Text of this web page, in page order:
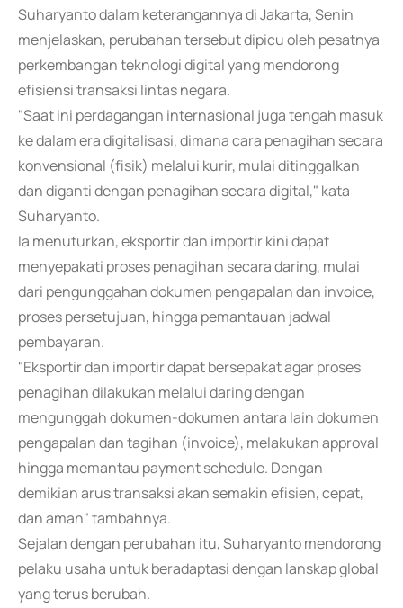
Suharyanto dalam keterangannya di Jakarta, Senin
menjelaskan, perubahan tersebut dipicu oleh pesatnya
perkembangan teknologi digital yang mendorong
efisiensi transaksi lintas negara.
"Saat ini perdagangan internasional juga tengah masuk
ke dalam era digitalisasi, dimana cara penagihan secara
konvensional (fisik) melalui kurir, mulai ditinggalkan
dan diganti dengan penagihan secara digital," kata
Suharyanto.
Ia menuturkan, eksportir dan importir kini dapat
menyepakati proses penagihan secara daring, mulai
dari pengunggahan dokumen pengapalan dan invoice,
proses persetujuan, hingga pemantauan jadwal
pembayaran.
"Eksportir dan importir dapat bersepakat agar proses
penagihan dilakukan melalui daring dengan
mengunggah dokumen-dokumen antara lain dokumen
pengapalan dan tagihan (invoice), melakukan approval
hingga memantau payment schedule. Dengan
demikian arus transaksi akan semakin efisien, cepat,
dan aman" tambahnya.
Sejalan dengan perubahan itu, Suharyanto mendorong
pelaku usaha untuk beradaptasi dengan lanskap global
yang terus berubah.